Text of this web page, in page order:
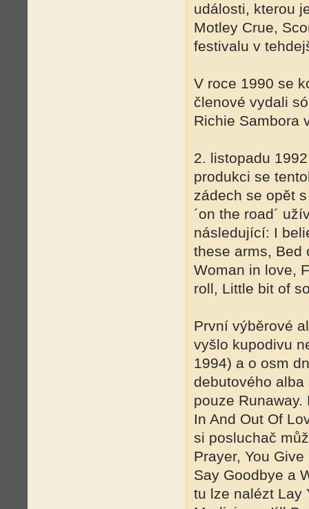
události, kterou
Motley Crue,
festivalu v
V roce 1990 se
členové vydali
Richie Sambora
2. listopadu
produkci se
zádech se opět
´on the road´
následující: I
these arms, Bed
Woman in love,
roll, Little bit of
První výběrové
vyšlo kupodivu
1994) a o osm
debutového
pouze
In And Out Of
si posluchač
Prayer, You
Say Goodbye a
tu lze nalézt Lay